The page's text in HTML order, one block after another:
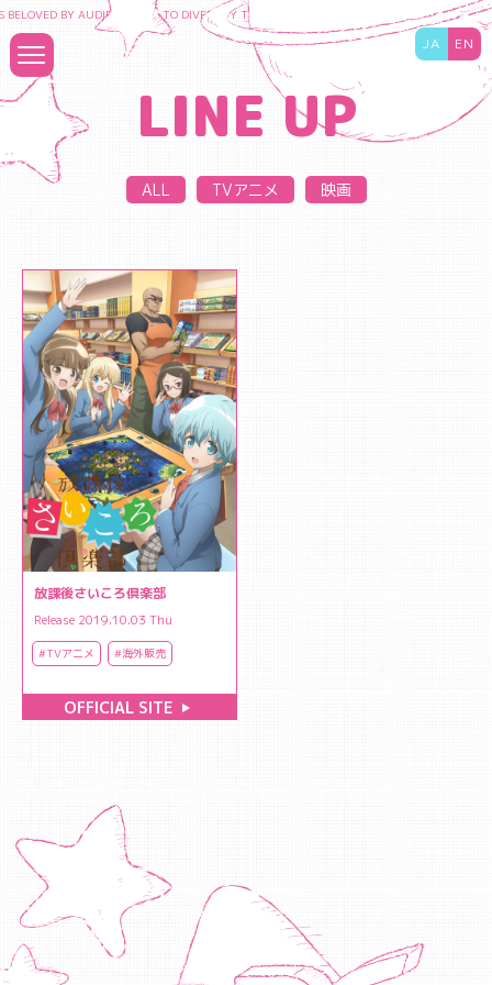
BY AUDIENCES TO DIVERSIFY THE CONTENT BUSINESS AND MAXIMIZE
JA EN
LINE UP
ALL TVアニメ 映画
放課後さいころ倶楽部
Release 2019.10.03 Thu
#TVアニメ #海外販売
OFFICIAL SITE